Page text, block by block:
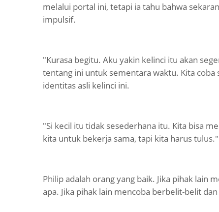
melalui portal ini, tetapi ia tahu bahwa
impulsif.
"Kurasa begitu. Aku yakin kelinci itu akan
tentang ini untuk sementara waktu. Kita
identitas asli kelinci ini.
"Si kecil itu tidak sesederhana itu. Kita bisa
kita untuk bekerja sama, tapi kita harus tulus."
Philip adalah orang yang baik. Jika pihak lain
apa. Jika pihak lain mencoba berbelit-belit